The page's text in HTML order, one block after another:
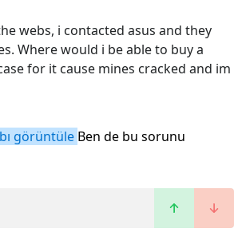
webs, i contacted asus and they
Where would i be able to buy a
for it cause mines cracked and im
görüntüle Ben de bu sorunu